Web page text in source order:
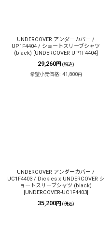
UNDERCOVER アンダーカバー /
UP1F4404 / ショートスリーブシャツ
(black)
UNDERCOVER-UP1F4404]
29,260円 (税込)
希望小売価格: 41,800円
UNDERCOVER アンダーカバー /
UC1F4403 / Dickies x UNDERCOVER シ
ョートスリーブシャツ (black)
UNDERCOVER-UC1F4403]
35,200円 (税込)